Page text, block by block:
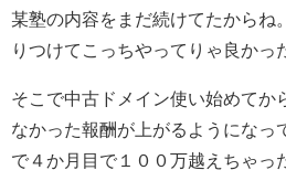
某塾の内容をまだ続けてたからね
りつけてこっちやってりゃ良かっ
そこで中古ドメイン使い始めてか
なかった報酬が上がるようになっ
で４か月目で１００万越えちゃっ